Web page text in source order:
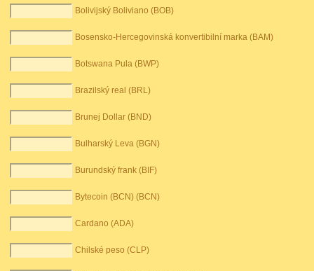
Bolivijský Boliviano (BOB)
Bosensko-Hercegovinská konvertibilní marka (BAM)
Botswana Pula (BWP)
Brazilský real (BRL)
Brunej Dollar (BND)
Bulharský Leva (BGN)
Burundský frank (BIF)
Bytecoin (BCN) (BCN)
Cardano (ADA)
Chilské peso (CLP)